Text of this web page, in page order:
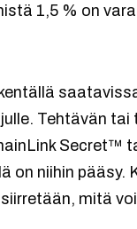
1,5 % on
Tehtävän
Secret™
on niihin
mitä